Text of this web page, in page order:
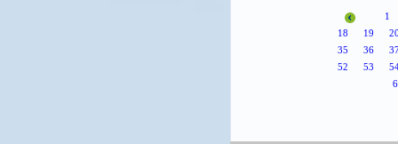
1
18
19
35
36
52
53